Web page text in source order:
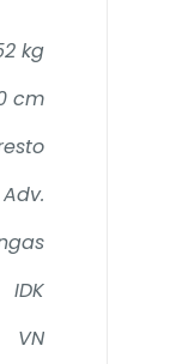
kg
cm
IDK
VN